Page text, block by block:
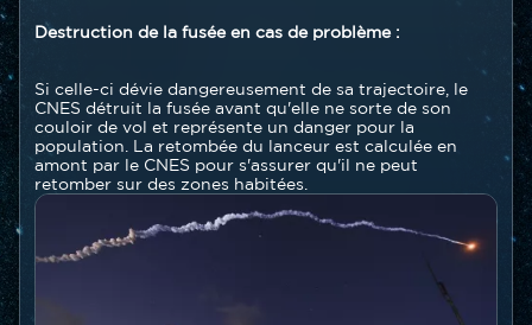
Destruction de la fusée en cas de problème :
Si celle-ci dévie dangereusement de sa trajectoire, le
CNES détruit la fusée avant qu'elle ne sorte de son
couloir de vol et représente un danger pour la
population. La retombée du lanceur est calculée en
amont par le CNES pour s'assurer qu'il ne peut
retomber sur des zones habitées.
Image
Image